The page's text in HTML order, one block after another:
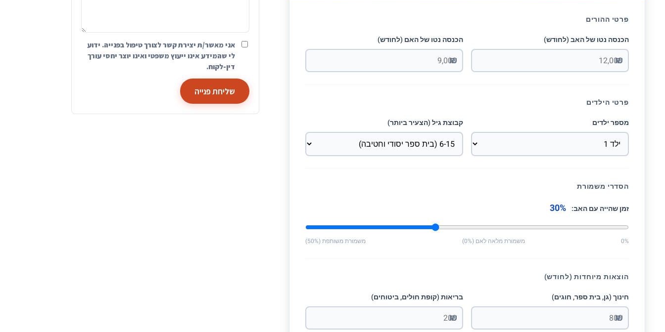
פרטי ההורים
הכנסה נטו של האב (לחודש)
₪
הכנסה נטו של האם (לחודש)
₪
פרטי הילדים
מספר ילדים
קבוצת גיל (הצעיר ביותר)
הסדרי משמורת
זמן שהייה עם האב: 30%
0% משמורת מלאה לאם (0%) משמורת משותפת (50%)
הוצאות מיוחדות (לחודש)
חינוך (גן, בית ספר, חוגים)
₪
בריאות (קופת חולים, ביטוחים)
₪
אני מאשר/ת יצירת קשר לצורך טיפול בפנייה. ידוע
לי שהמידע אינו ייעוץ משפטי ואינו יוצר יחסי עורך
דין-לקוח.
שליחת פנייה